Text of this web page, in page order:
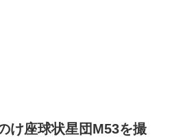
け座球状星団M53を撮